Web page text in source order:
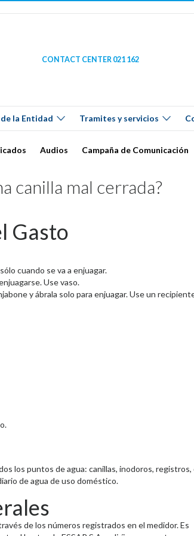
CONTACT CENTER 021 162
la Entidad Tramites y servicios
Audios Campaña de Comunicación
canilla mal cerrada?
Gasto
cuando se va a enjuagar.
Use vaso.
y ábrala solo para enjuagar. Use un
los puntos de agua: canillas, inodoros, registros,
de agua de uso doméstico.
de los números registrados en el medidor. Es